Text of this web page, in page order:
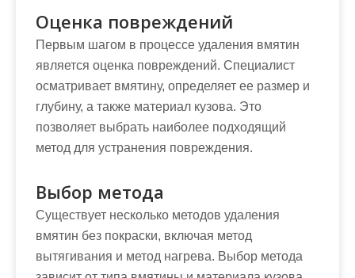
Оценка повреждений
Первым шагом в процессе удаления вмятин
является оценка повреждений. Специалист
осматривает вмятину, определяет ее размер и
глубину, а также материал кузова. Это
позволяет выбрать наиболее подходящий
метод для устранения повреждения.
Выбор метода
Существует несколько методов удаления
вмятин без покраски, включая метод
вытягивания и метод нагрева. Выбор метода